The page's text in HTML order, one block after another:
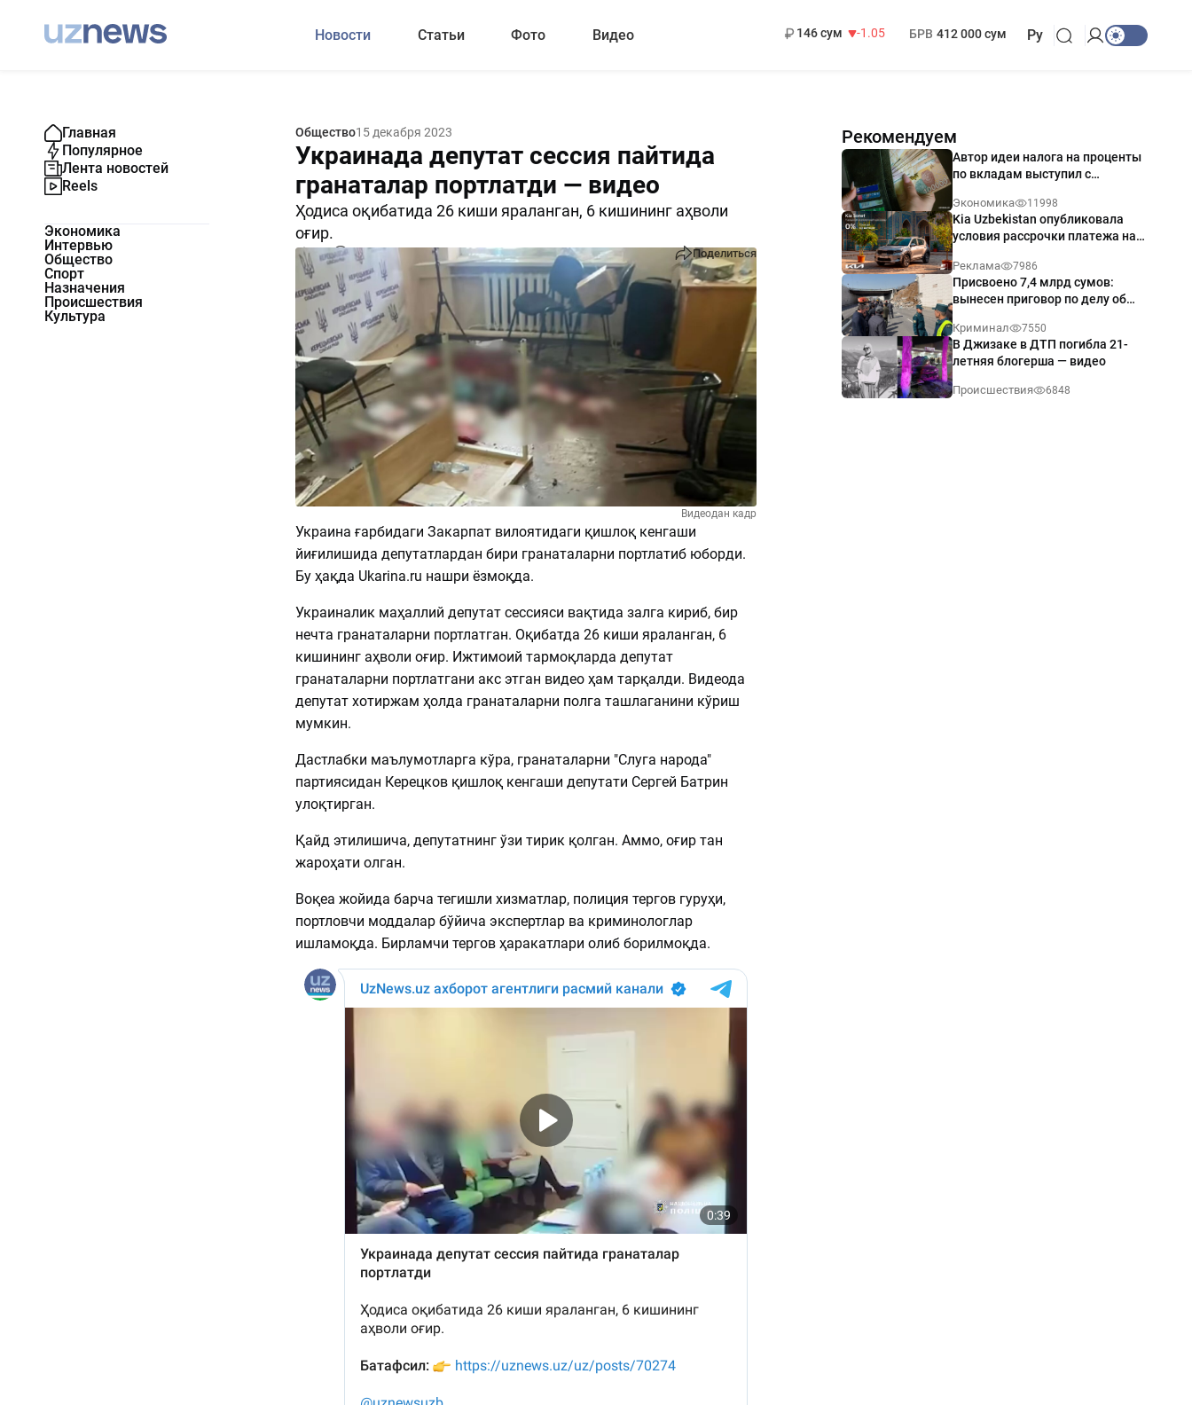
Новости Статьи Фото Видео
146 сум
-1.05
БРВ 412 000 сум Ру
Главная
Популярное
Лента новостей
Reels
Экономика
Интервью
Общество
Спорт
Назначения
Происшествия
Культура
Общество15 декабря 2023
Украинада депутат сессия пайтида
гранаталар портлатди — видео
Ҳодиса оқибатида 26 киши яраланган, 6 кишининг аҳволи
оғир.
801 0 Поделиться
Видеодан кадр
Украина ғарбидаги Закарпат вилоятидаги қишлоқ кенгаши
йиғилишида депутатлардан бири гранаталарни портлатиб юборди.
Бу ҳақда Ukarina.ru нашри ёзмоқда.
Украиналик маҳаллий депутат сессияси вақтида залга кириб, бир
нечта гранаталарни портлатган. Оқибатда 26 киши яраланган, 6
кишининг аҳволи оғир. Ижтимоий тармоқларда депутат
гранаталарни портлатгани акс этган видео ҳам тарқалди. Видеода
депутат хотиржам ҳолда гранаталарни полга ташлаганини кўриш
мумкин.
Дастлабки маълумотларга кўра, гранаталарни "Слуга народа"
партиясидан Керецков қишлоқ кенгаши депутати Сергей Батрин
улоқтирган.
Қайд этилишича, депутатнинг ўзи тирик қолган. Аммо, оғир тан
жароҳати олган.
Воқеа жойида барча тегишли хизматлар, полиция тергов гуруҳи,
портловчи моддалар бўйича экспертлар ва криминологлар
ишламоқда. Бирламчи тергов ҳаракатлари олиб борилмоқда.
Рекомендуем
Автор идеи налога на проценты
по вкладам выступил с
Экономика 11998
Kia Uzbekistan опубликовала
условия рассрочки платежа на
годовых
Реклама 7986
Присвоено 7,4 млрд сумов:
вынесен приговор по делу об
Ташкенте
Криминал 7550
В Джизаке в ДТП погибла 21-
летняя блогерша — видео
Происшествия 6848